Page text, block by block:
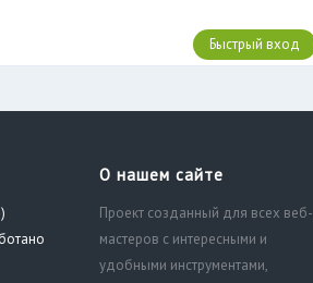
О нашем сайте
Проект созданный для всех веб-
мастеров с интересными и
удобными инструментами,